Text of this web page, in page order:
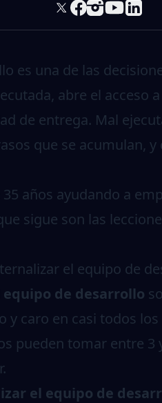
es una de las
abre el acceso
de entrega. Mal
que se acumulan,
años ayudando a
sigue son las
el equipo de
de desarrollo
y caro en casi todos
pueden tomar entre
el equipo de